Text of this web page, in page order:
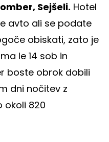
Sejšeli. Hotel
avto ali se podate
obiskati, zato je
le 14 sob in
boste obrok dobili
dni nočitev z
okoli 820